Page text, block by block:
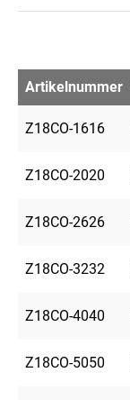
Artikelnummer
Z18CO-1616
Z18CO-2020
Z18CO-2626
Z18CO-3232
Z18CO-4040
Z18CO-5050